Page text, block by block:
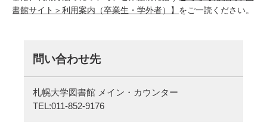
書館サイト＞利用案内（卒業生・学外者）】 をご一読ください。
問い合わせ先
札幌大学図書館 メイン・カウンター
TEL:011-852-9176